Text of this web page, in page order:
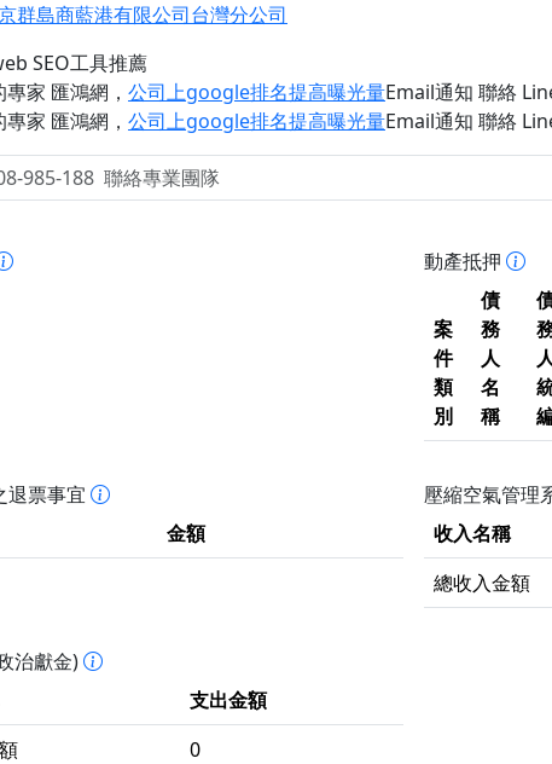
群島商藍港有限公司台灣分公司
SEO工具推薦
專家 匯鴻網 ， 公司上google排名提高曝光量Email通知 聯絡
專家 匯鴻網 ， 公司上google排名提高曝光量Email通知 聯絡
動產抵押
案
件
類
別
債
務
人
名
稱
退票事宜
金額
壓縮空氣管理
收入名稱
總收入金額
治獻金)
支出金額
0